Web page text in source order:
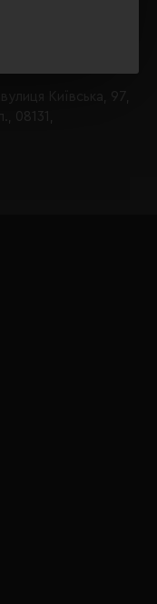
магазині, Ви
, вулиця Київська, 97,
08131,